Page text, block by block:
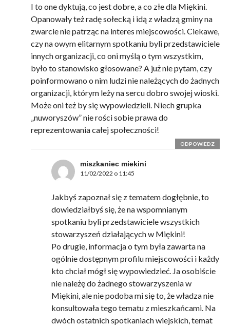
I to one dyktują, co jest dobre, a co złe dla Miękini.
Opanowały też radę sołecką i idą z władzą gminy na
zwarcie nie patrząc na interes miejscowości. Ciekawe,
czy na owym elitarnym spotkaniu byli przedstawiciele
innych organizacji, co oni myślą o tym wszystkim,
było to stanowisko głosowane? A już nie pytam, czy
poinformowano o nim ludzi nie należących do żadnych
organizacji, którym leży na sercu dobro swojej wioski.
Może oni też by się wypowiedzieli. Niech grupka
„nuworyszów” nie rości sobie prawa do
reprezentowania całej społeczności!
ODPOWIEDZ
miszkaniec miekini
11/02/2022 o 11:45
Jakbyś zapoznał się z tematem dogłębnie, to
dowiedziałbyś się, że na wspomnianym
spotkaniu byli przedstawiciele wszystkich
stowarzyszeń działających w Miękini!
Po drugie, informacja o tym była zawarta na
ogólnie dostępnym profilu miejscowości i każdy
kto chciał mógł się wypowiedzieć. Ja osobiście
nie należę do żadnego stowarzyszenia w
Miękini, ale nie podoba mi się to, że władza nie
konsultowała tego tematu z mieszkańcami. Na
dwóch ostatnich spotkaniach wiejskich, temat